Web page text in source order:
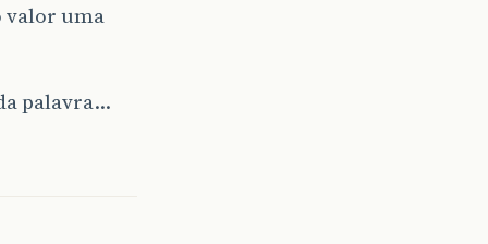
valor uma
palavra…